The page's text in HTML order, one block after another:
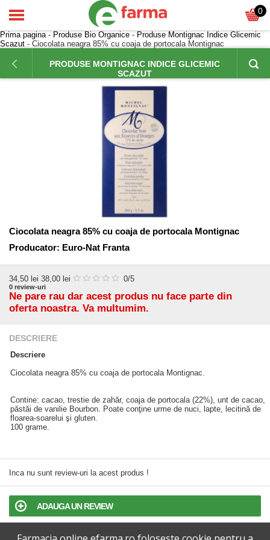
0
Prima pagina- Produse Bio Organice - Produse Montignac Indice Glicemic
Scazut - Ciocolata neagra 85% cu coaja de portocala Montignac
PRODUSE MONTIGNAC INDICE GLICEMIC
SCAZUT
Ciocolata neagra 85% cu coaja de portocala Montignac
Producator: Euro-Nat Franta
34,50 lei 38,00 lei 0/5
0 review-uri
Ne pare rau dar acest produs nu face parte din
oferta noastra. Va multumim.
DESCRIERE
Descriere
Ciocolata neagra 85% cu coaja de portocala Montignac.
Contine: cacao, trestie de zahăr, coaja de portocala (22%), unt de cacao,
păstăi de vanilie Bourbon. Poate conţine urme de nuci, lapte, lecitină de
floarea-soarelui şi gluten.
100 grame.
Inca nu sunt review-uri la acest produs !
ADAUGA UN REVIEW